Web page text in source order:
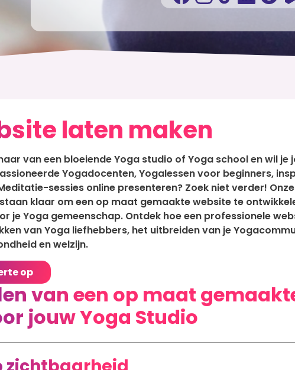
laten maken
van een bloeiende Yoga studio of Yoga school en wil je
Yogadocenten, Yogalessen voor beginners,
sessies online presenteren? Zoek niet verder!
staan klaar om een op maat gemaakte website te
je Yoga gemeenschap. Ontdek hoe een professionele
van Yoga liefhebbers, het uitbreiden van je
en welzijn.
op
van een op maat
jouw Yoga Studio